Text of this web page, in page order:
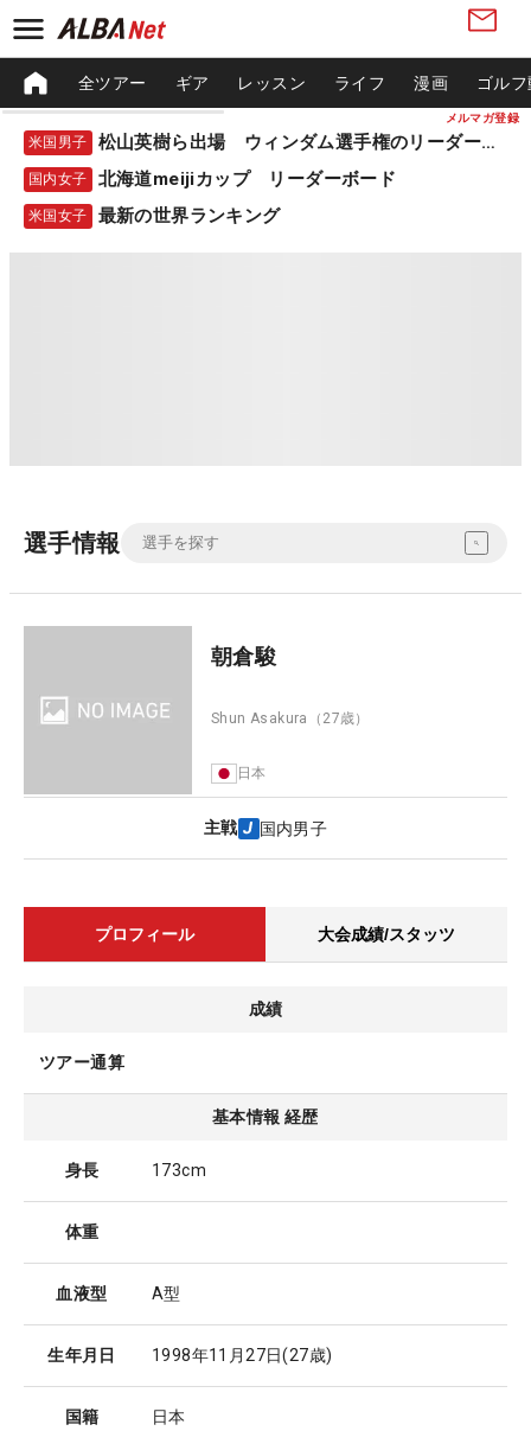
メルマガ登録
全ツアー ギア レッスン ライフ 漫画 ゴル
米国男子 松山英樹ら出場 ウィンダム選手権のリーダーボード
国内女子 北海道meijiカップ リーダーボード
米国女子 最新の世界ランキング
選手情報
朝倉駿
Shun Asakura （27歳）
日本
主戦 国内男子
プロフィール 大会成績/スタッツ
成績
ツアー通算
基本情報 経歴
身長 173cm
体重
血液型 A型
生年月日 1998年11月27日(27歳)
国籍 日本